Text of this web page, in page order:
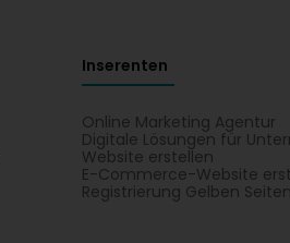
Inserenten
Online Marketing Agentur
Digitale Lösungen für
Website erstellen
E-Commerce-Website
Registrierung Gelben Seiten